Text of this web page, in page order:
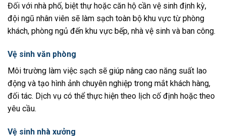
Đối với nhà phố, biệt thự hoặc căn hộ cần vệ sinh định kỳ,
đội ngũ nhân viên sẽ làm sạch toàn bộ khu vực từ phòng
khách, phòng ngủ đến khu vực bếp, nhà vệ sinh và ban công.
Vệ sinh văn phòng
Môi trường làm việc sạch sẽ giúp nâng cao năng suất lao
động và tạo hình ảnh chuyên nghiệp trong mắt khách hàng,
đối tác. Dịch vụ có thể thực hiện theo lịch cố định hoặc theo
yêu cầu.
Vệ sinh nhà xưởng